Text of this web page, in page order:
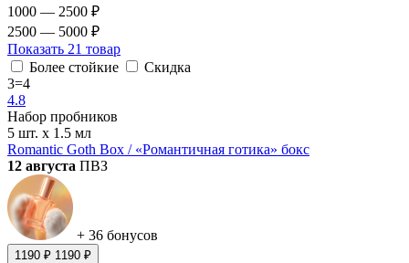
1000 — 2500 ₽
2500 — 5000 ₽
Показать 21 товар
Более стойкие
Скидка
3=4
4.8
Набор пробников
5 шт. х 1.5 мл
Romantic Goth Box / «Романтичная готика» бокс
12 августа ПВЗ
+ 36 бонусов
1190 ₽ 1190 ₽